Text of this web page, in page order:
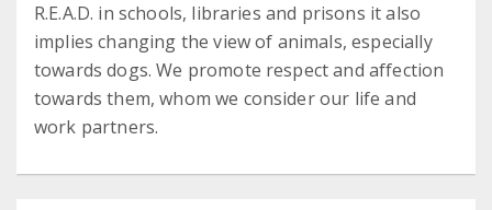
R.E.A.D. in schools, libraries and prisons it also
implies changing the view of animals, especially
towards dogs. We promote respect and affection
towards them, whom we consider our life and
work partners.